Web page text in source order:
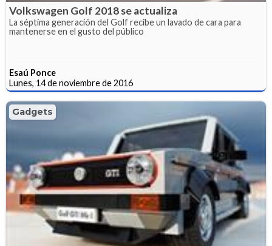
Volkswagen Golf 2018 se actualiza
La séptima generación del Golf recibe un lavado de cara para
mantenerse en el gusto del público
Esaú Ponce
Lunes, 14 de noviembre de 2016
Gadgets